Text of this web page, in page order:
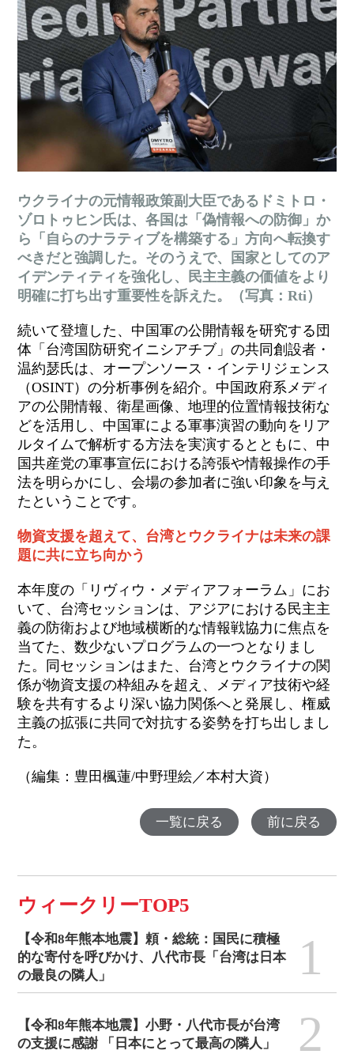
ウクライナの元情報政策副大臣であるドミトロ・
ゾロトゥヒン氏は、各国は 「偽情報への防御」か
ら 「自らのナラティブを構築する」方向へ転換す
べきだと強調した。そのうえで、国家としてのア
イデンティティを強化し、民主主義の価値をより
明確に打ち出す重要性を訴えた。（写真：Rti）
続いて登壇した、中国軍の公開情報を研究する団
体「台湾国防研究イニシアチブ」の共同創設者・
温約瑟氏は、オープンソース・インテリジェンス
（OSINT）の分析事例を紹介。中国政府系メディ
アの公開情報、衛星画像、地理的位置情報技術な
どを活用し、中国軍による軍事演習の動向をリア
ルタイムで解析する方法を実演する とともに、中
国共産党の軍事宣伝における誇張や情報操作の手
法を明らかにし、会場の参加者に強い印象を与え
たということです。
物資支援を超えて、台湾とウクライナは未来の課
題に共に立ち向かう
本年度の「リヴィウ・メディアフォーラム」にお
いて、台湾セッションは、アジアにおける民主主
義の防衛および地域横断的な情報戦協力に焦点を
当てた、数少ないプログラムの一つとなりまし
た。同セッションはまた、台湾とウクライナの関
係が物資支援の枠組みを超え、メディア技術や経
験を共有するより深い協力関係へと発展し、権威
主義の拡張に共同で対抗する姿勢を打ち出しまし
た。
（編集：豊田楓蓮/中野理絵／本村大資）
一覧に戻る 前に戻る
ウィークリーTOP5
【令和8年熊本地震】頼・総統：国民に積極
的な寄付を呼びかけ、八代市長「台湾は日本
の最良の隣人」
1
【令和8年熊本地震】小野・八代市長が台湾
の支援に感謝 「日本にとって最高の隣人」
2